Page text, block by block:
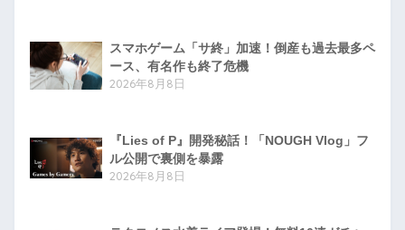
スマホゲーム「サ終」加速！倒産も過去最多ペ
ース、有名作も終了危機
2026年8月8日
『Lies of P』開発秘話！「NOUGH Vlog」フ
ル公開で裏側を暴露
2026年8月8日